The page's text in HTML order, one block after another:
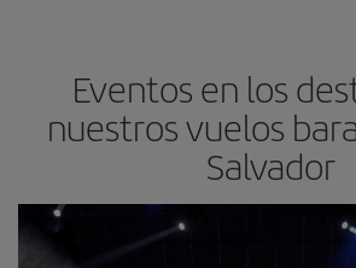
Eventos en los
nuestros vuelos
Salvador